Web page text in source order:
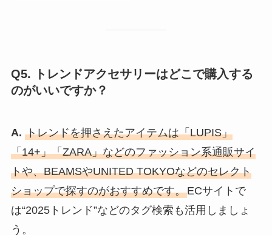
Q5. トレンドアクセサリーはどこで購入する
のがいいですか？
A. トレンドを押さえたアイテムは「LUPIS」
「14+」「ZARA」などのファッション系通販サイ
トや、BEAMSやUNITED TOKYOなどのセレクト
ショップで探すのがおすすめです。ECサイトで
は“2025トレンド”などのタグ検索も活用しましょ
う。